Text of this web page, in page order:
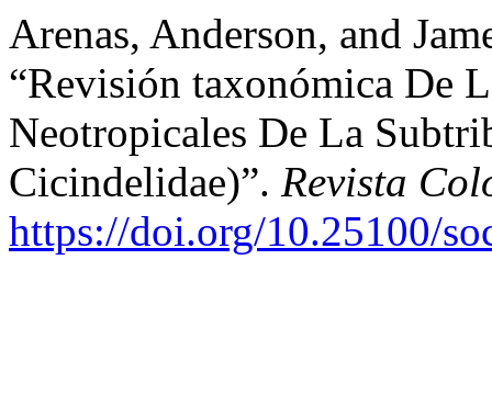
Arenas, Anderson, and
“Revisión taxonómica De
Neotropicales De La
Cicindelidae)”. Revista
https://doi.org/10.25100/